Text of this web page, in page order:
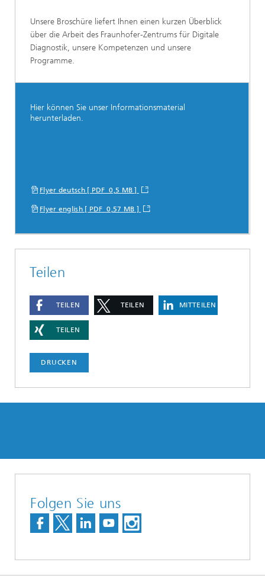
Unsere Broschüre liefert Ihnen einen kurzen Überblick
über die Arbeit des Fraunhofer-Zentrums für Digitale
Diagnostik, unsere Kompetenzen und unsere
Programme.
Hier können Sie unser Informationsmaterial
herunterladen.
Flyer deutsch [ PDF 0,5 MB ]
Flyer english [ PDF 0,57 MB ]
Teilen
TEILEN TEILEN MITTEILEN
TEILEN
DRUCKEN
Folgen Sie uns